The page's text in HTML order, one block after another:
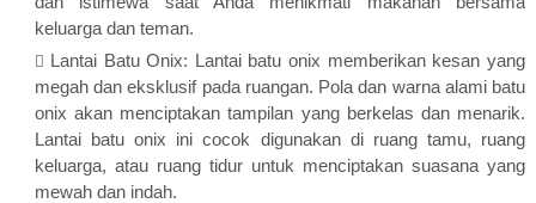
keluarga dan teman.
Lantai Batu Onix: Lantai batu onix memberikan kesan yang
megah dan eksklusif pada ruangan. Pola dan warna alami batu
onix akan menciptakan tampilan yang berkelas dan menarik.
Lantai batu onix ini cocok digunakan di ruang tamu, ruang
keluarga, atau ruang tidur untuk menciptakan suasana yang
mewah dan indah.